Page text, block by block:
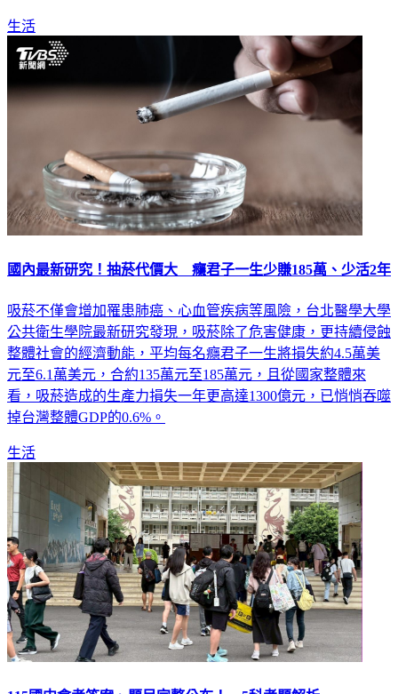
生活
吸菸不僅會增加罹患肺癌、心血管疾病等風險，台北醫學大學
公共衛生學院最新研究發現，吸菸除了危害健康，更持續侵蝕
整體社會的經濟動能，平均每名癮君子一生將損失約4.5萬美
元至6.1萬美元，合約135萬元至185萬元，且從國家整體來
看，吸菸造成的生產力損失一年更高達1300億元，已悄悄吞噬
生活